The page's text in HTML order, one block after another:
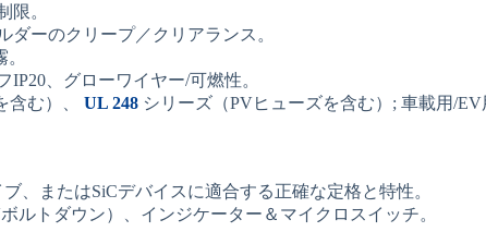
限。
ーのクリープ／クリアランス。
、グローワイヤー/可燃性。
含む）、 UL 248 シリーズ（PVヒューズを含む）; 車載用/EV
、またはSiCデバイスに適合する正確な定格と特性。
ルトダウン）、インジケーター＆マイクロスイッチ。